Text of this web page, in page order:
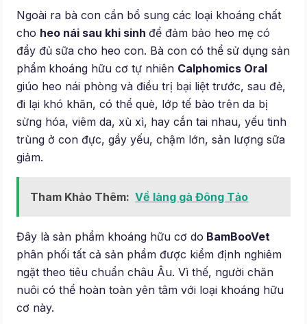
Ngoài ra bà con cần bổ sung các loại khoáng chất
cho heo nái sau khi sinhđể đảm bảo heo mẹ có
đẩy đủ sữa cho heo con. Bà con có thể sử dụng sản
phẩm khoáng hữu cơ tự nhiên Calphomics Oral
giúo heo nái phòng và điều trị bại liệt trước, sau đẻ,
đi lại khó khăn, có thể què, lớp tế bào trên da bị
sừng hóa, viêm da, xù xì, hay cắn tai nhau, yếu tinh
trùng ở con đực, gầy yếu, chậm lớn, sản lượng sữa
giảm.
Tham Khảo Thêm: Về làng gà Đông Tảo
Đây là sản phẩm khoáng hữu cơ do BamBooVet
phân phối tất cả sản phẩm được kiểm định nghiêm
ngặt theo tiêu chuẩn châu Âu. Vì thế, người chăn
nuôi có thể hoàn toàn yên tâm với loại khoáng hữu
cơ này.